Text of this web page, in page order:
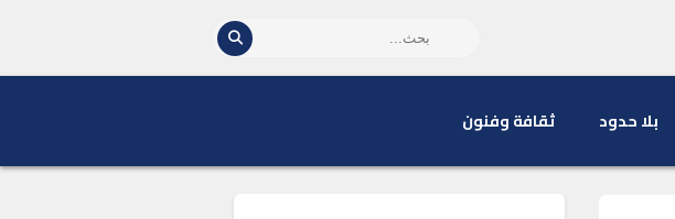
بلا حدود ثقافة وفنون